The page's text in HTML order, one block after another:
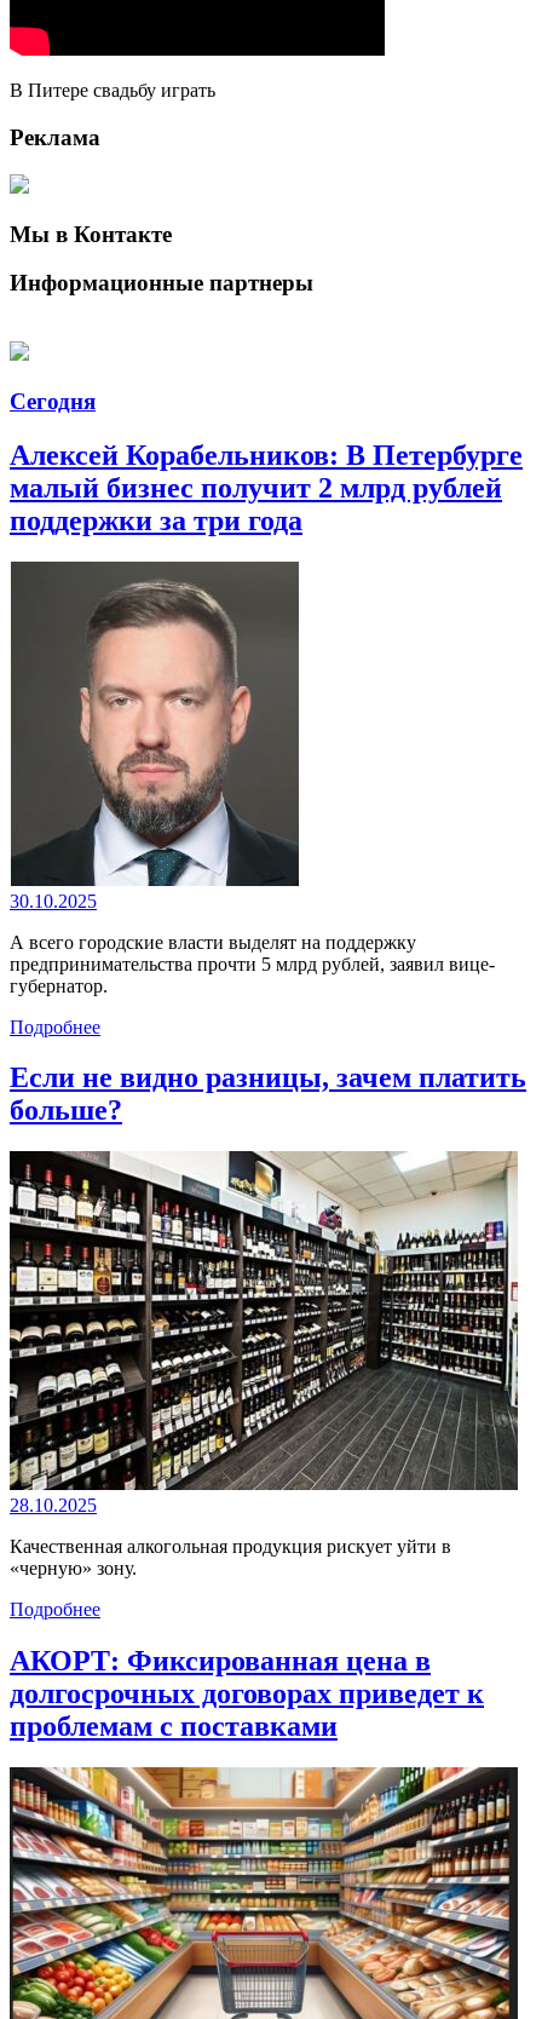
В Питере свадьбу играть
Реклама
Мы в Контакте
Информационные партнеры
Сегодня
Алексей Корабельников: В Петербурге
малый бизнес получит 2 млрд рублей
поддержки за три года
30.10.2025
А всего городские власти выделят на поддержку
предпринимательства прочти 5 млрд рублей, заявил вице-
губернатор.
Подробнее
Если не видно разницы, зачем платить
больше?
28.10.2025
Качественная алкогольная продукция рискует уйти в
«черную» зону.
Подробнее
АКОРТ: Фиксированная цена в
долгосрочных договорах приведет к
проблемам с поставками